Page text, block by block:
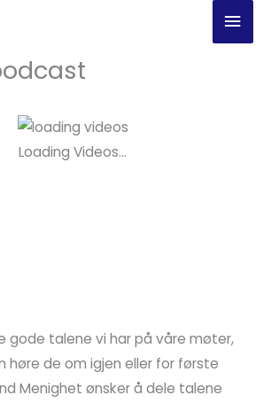
Loading Videos...
gode talene vi har på våre møter,
høre de om igjen eller for første
Menighet ønsker å dele talene